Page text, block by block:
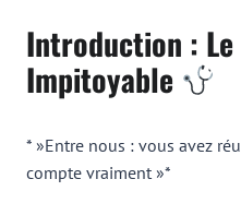
Introduction :
Impitoyable
* »Entre nous : vous avez
compte vraiment »*